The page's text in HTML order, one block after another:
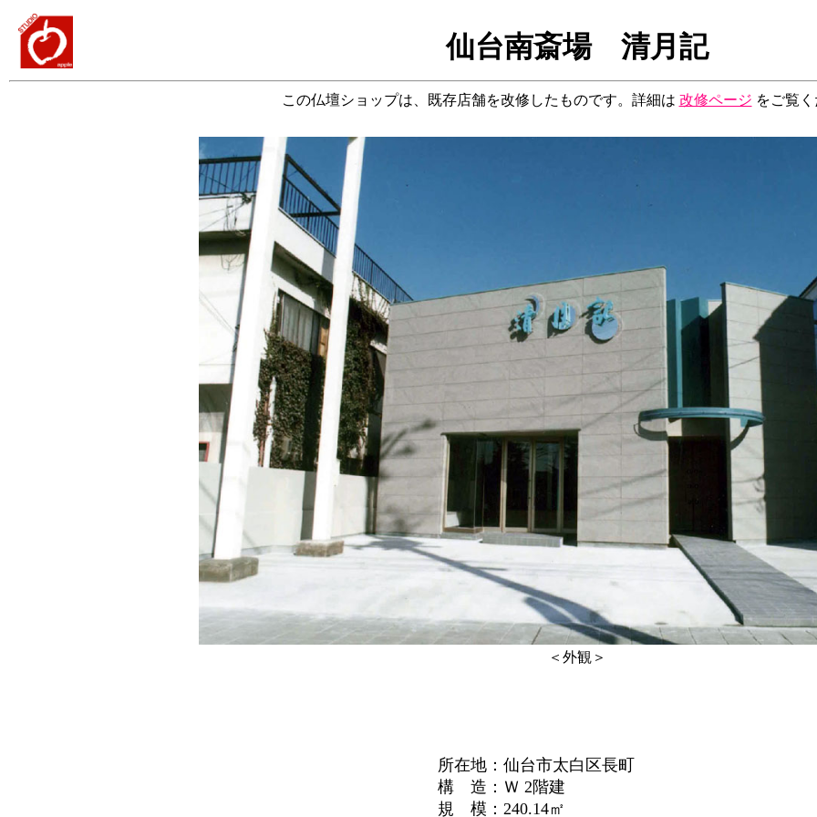
この仏壇ショップは、既存店舗を改修したものです。詳細は 改修ページ をご覧
所在地：仙台市太白区長町
構 造：Ｗ 2階建
規 模：240.14㎡
仙台南斎場 清月記
＜外観＞